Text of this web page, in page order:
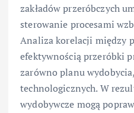
zakładów przeróbczych
sterowanie procesami
Analiza korelacji między
efektywnością przeróbki
zarówno planu
technologicznych. W
wydobywcze mogą